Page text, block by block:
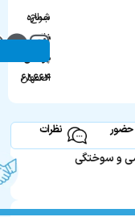
جراح
بینی
در
اصفهان
شماره
نظام
پزشکی:
۶۸۶۶۴
حضور نظرات
و سوختگی